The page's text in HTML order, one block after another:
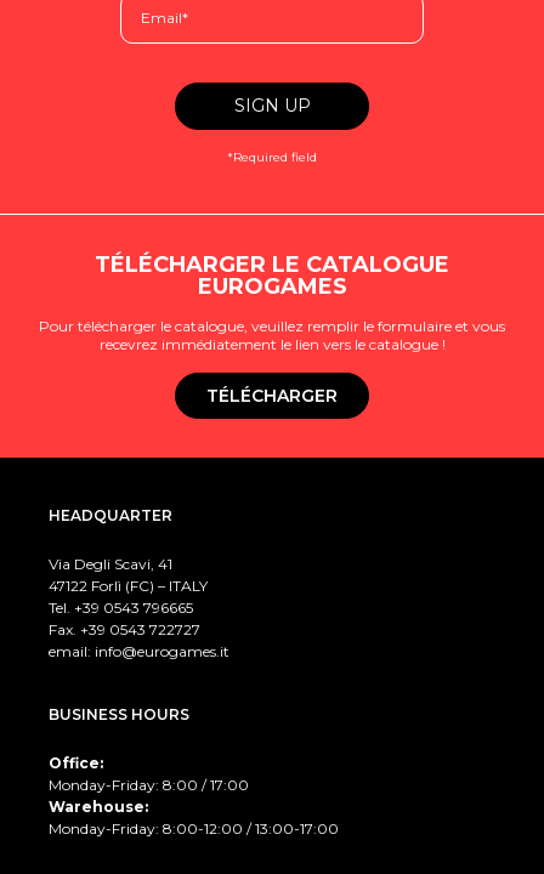
*Required field
TÉLÉCHARGER LE CATALOGUE
EUROGAMES
Pour télécharger le catalogue, veuillez remplir le formulaire et vous
recevrez immédiatement le lien vers le catalogue !
TÉLÉCHARGER
HEADQUARTER
Via Degli Scavi, 41
47122 Forlì (FC) – ITALY
Tel. +39 0543 796665
Fax. +39 0543 722727
email: info@eurogames.it
BUSINESS HOURS
Office:
Monday-Friday: 8:00 / 17:00
Warehouse:
Monday-Friday: 8:00-12:00 / 13:00-17:00